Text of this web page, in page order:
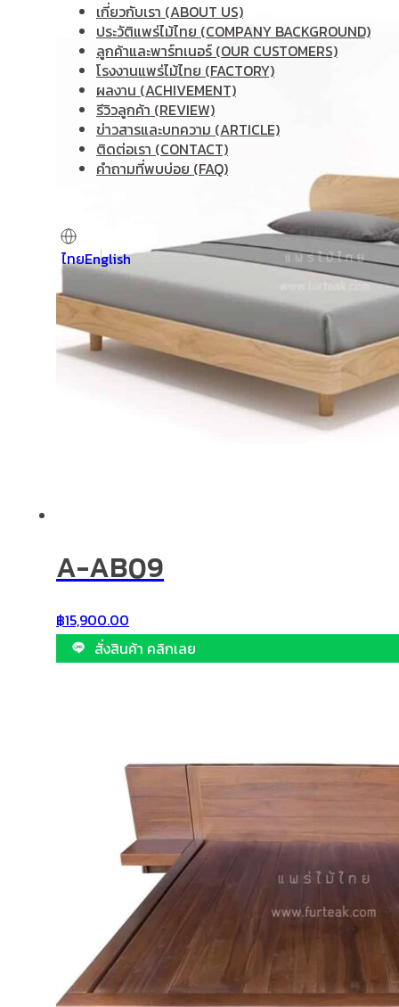
เกี่ยวกับเรา (ABOUT US)
ประวัติแพร่ไม้ไทย (COMPANY BACKGROUND)
ลูกค้าและพาร์ทเนอร์ (OUR CUSTOMERS)
โรงงานแพร่ไม้ไทย (FACTORY)
ผลงาน (ACHIVEMENT)
รีวิวลูกค้า (REVIEW)
ข่าวสารและบทความ (ARTICLE)
ติดต่อเรา (CONTACT)
คำถามที่พบบ่อย (FAQ)
English
ไทย
A-AB09
฿15,900.00
สั่งสินค้า คลิกเลย